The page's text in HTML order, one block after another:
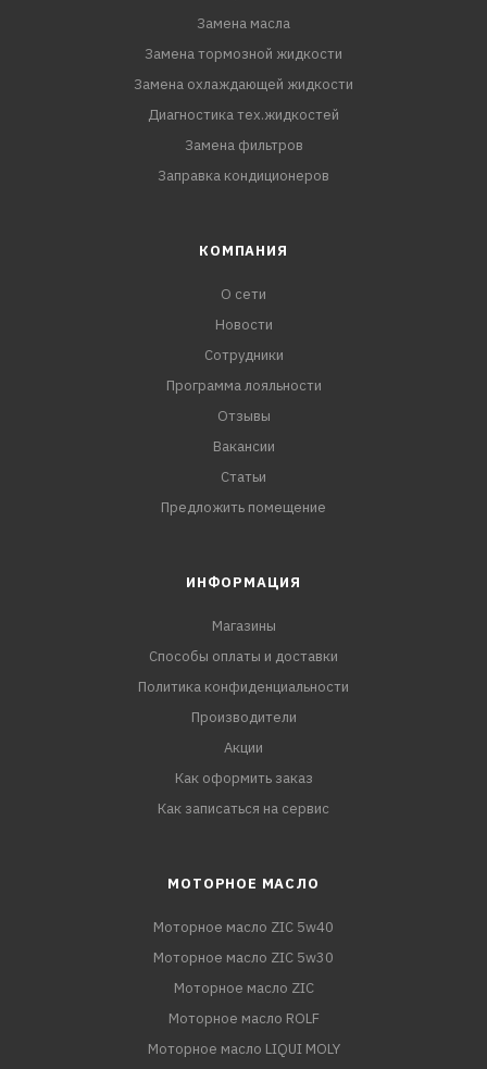
Замена масла
Замена тормозной жидкости
Замена охлаждающей жидкости
Диагностика тех.жидкостей
Замена фильтров
Заправка кондиционеров
КОМПАНИЯ
О сети
Новости
Сотрудники
Программа лояльности
Отзывы
Вакансии
Статьи
Предложить помещение
ИНФОРМАЦИЯ
Магазины
Способы оплаты и доставки
Политика конфиденциальности
Производители
Акции
Как оформить заказ
Как записаться на сервис
МОТОРНОЕ МАСЛО
Моторное масло ZIC 5w40
Моторное масло ZIC 5w30
Моторное масло ZIC
Моторное масло ROLF
Моторное масло LIQUI MOLY